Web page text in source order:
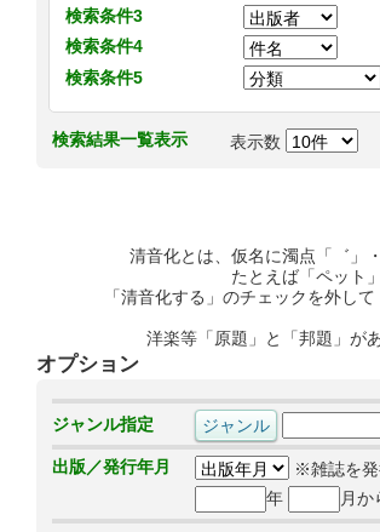
検索条件3
検索条件4
検索条件5
検索結果一覧表示 表示数
清音化とは、仮名に濁点「゛」
たとえば「ペット
「清音化する」のチェックを外し
洋楽等「原題」と「邦題」が
オプション
ジャンル指定
出版／発行年月
※雑誌を発
年
月か